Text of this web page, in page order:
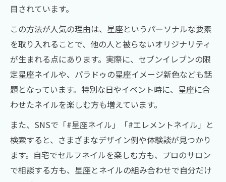
目されています。
この方法が人気の理由は、星座というパーソナルな要素
を取り入れることで、他の人と被らないオリジナリティ
が生まれる点にあります。実際に、セブンイレブンの限
定星座ネイルや、パラドゥの星座イメージ新色なども話
題となっています。特別な日やイベント時に、星座に合
わせたネイルを楽しむ方も増えています。
また、SNSで「#星座ネイル」「#エレメントネイル」と
検索すると、さまざまなデザイン例や体験談が見つかり
ます。自宅でセルフネイルを楽しむ方も、プロのサロン
で相談する方も、星座とネイルの組み合わせで自分だけ